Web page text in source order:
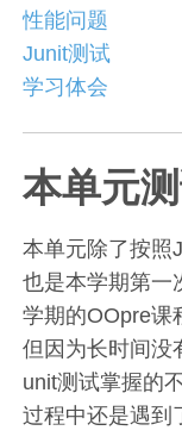
性能问题
Junit测试
学习体会
本单元
本单元除了按照
也是本学期第一
学期的OOpre课
但因为长时间没
unit测试掌握的
过程中还是遇到